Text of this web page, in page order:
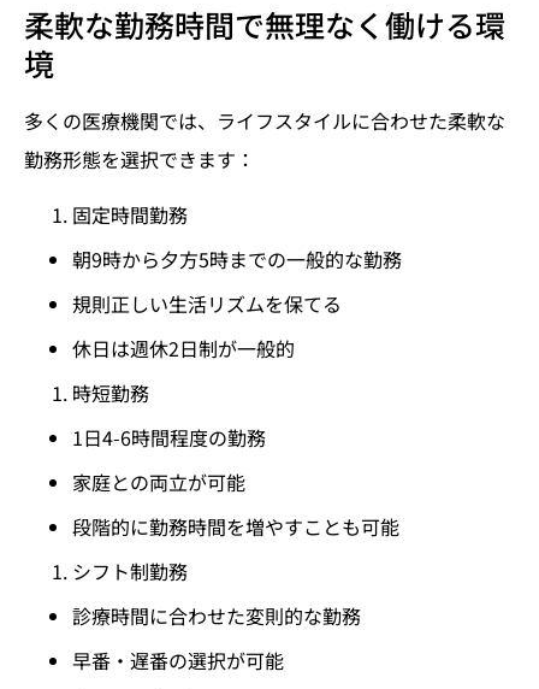
柔軟な勤務時間で無理なく働ける環
境
多くの医療機関では、ライフスタイルに合わせた柔軟な
勤務形態を選択できます：
固定時間勤務
朝9時から夕方5時までの一般的な勤務
規則正しい生活リズムを保てる
休日は週休2日制が一般的
時短勤務
1日4-6時間程度の勤務
家庭との両立が可能
段階的に勤務時間を増やすことも可能
シフト制勤務
診療時間に合わせた変則的な勤務
早番・遅番の選択が可能